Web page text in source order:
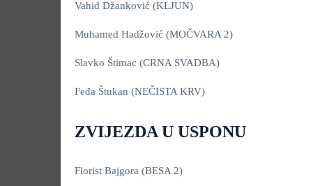
Vahid Džanković (KLJUN)
Muhamed Hadžović (MOČVARA 2)
Slavko Štimac (CRNA SVADBA)
Feđa Štukan (NEČISTA KRV)
ZVIJEZDA U USPONU
Florist Bajgora (BESA 2)